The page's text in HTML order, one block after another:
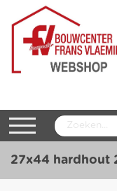
27x44 hardhout